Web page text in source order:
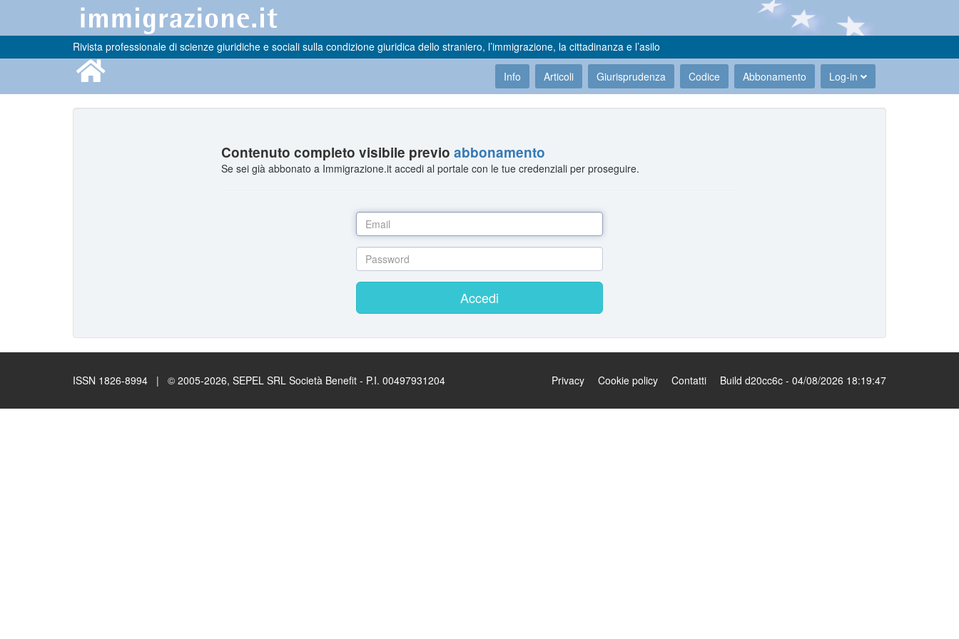
Rivista professionale di scienze giuridiche e sociali sulla condizione giuridica dello straniero, l’immigrazione, la cittadinanza e l’asilo
Info Articoli Giurisprudenza Codice Abbonamento Log-in
Contenuto completo visibile previoabbonamento
Se sei già abbonato a Immigrazione.it accedi al portale con le tue credenziali per proseguire.
Accedi
ISSN 1826-8994 | © 2005-2026, SEPEL SRL Società Benefit - P.I. 00497931204 Privacy Cookie policy Contatti Build d20cc6c - 04/08/2026 18:19:47